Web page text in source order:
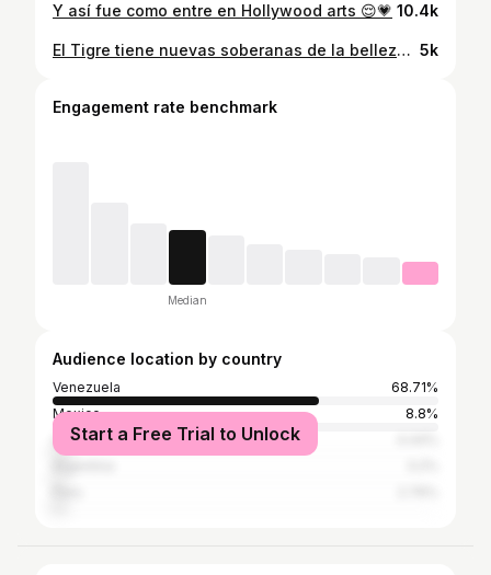
Y así fue como entre en Hollywood arts 😌💗 10.4k
El Tigre tiene nuevas soberanas de la belleza Tigrense. Felicidades a nuestra nueva reina de El Tigre 2025 @paomarcanoo✨👑 Paola representó a la urbanización el recreo y logró captar la atención de nuestro prestigioso y honorable jurado calificador, haciéndose acreedora de la corona #ReinaDeElTigre2025 Felicidades paola, comienza un camino lleno de trabajo, compromiso e inspiración para todos los jóvenes de El Tigre. • Fotografía @f_pstudio 📸✨ • #ElTigreMeEncanta #ReinadoDeElTigre #carnavales2025 5k
Engagement rate benchmark
Median
Audience location by country
Venezuela
68.71%
Mexico
8.8%
Colombia
Start a Free Trial to Unlock